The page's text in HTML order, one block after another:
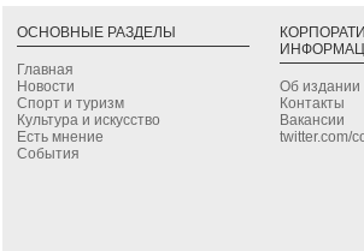
ОСНОВНЫЕ РАЗДЕЛЫ
Главная
Новости
Спорт и туризм
Культура и искусство
Есть мнение
События
Об издании
Контакты
Вакансии
twitter.com/